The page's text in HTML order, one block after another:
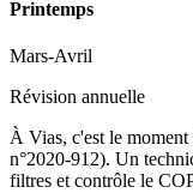
Printemps
Mars-Avril
Révision annuelle
À Vias, c'est le
n°2020-912). Un
filtres et contrôle le